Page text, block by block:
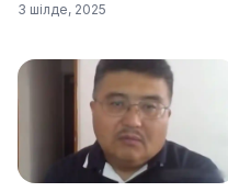
3 шілде, 2025